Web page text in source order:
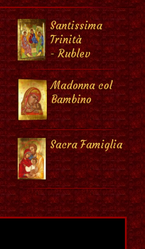
Santissima
Trinità
- Rublev
Madonna col
Bambino
Sacra Famiglia